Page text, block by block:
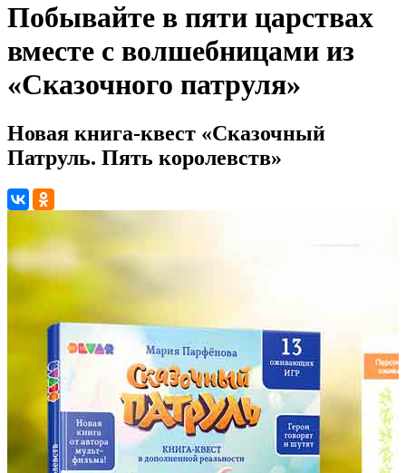
Побывайте в пяти царствах
вместе с волшебницами из
«Сказочного патруля»
Новая книга-квест «Сказочный
Патруль. Пять королевств»